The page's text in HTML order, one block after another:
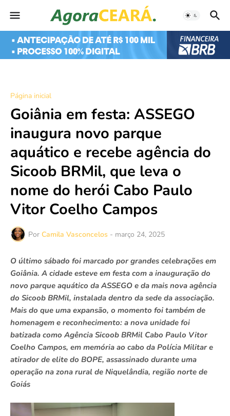
Página inicial
Goiânia em festa: ASSEGO
inaugura novo parque
aquático e recebe agência do
Sicoob BRMil, que leva o
nome do herói Cabo Paulo
Vitor Coelho Campos
Por Camila Vasconcelos - março 24, 2025
O último sábado foi marcado por grandes celebrações em
Goiânia. A cidade esteve em festa com a inauguração do
novo parque aquático da ASSEGO e da mais nova agência
do Sicoob BRMil, instalada dentro da sede da associação.
Mais do que uma expansão, o momento foi também de
homenagem e reconhecimento: a nova unidade foi
batizada como Agência Sicoob BRMil Cabo Paulo Vitor
Coelho Campos, em memória ao cabo da Polícia Militar e
atirador de elite do BOPE, assassinado durante uma
operação na zona rural de Niquelândia, região norte de
Goiás